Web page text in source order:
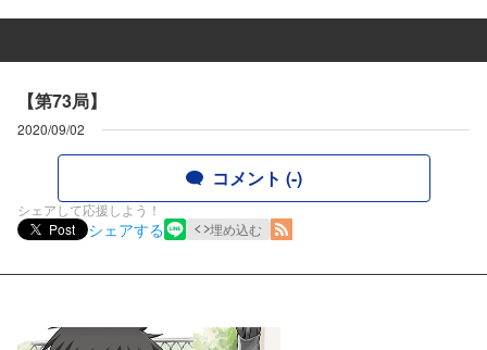
【第73局】
2020/09/02
コメント (-)
シェアして応援しよう！
Post
シェアする 埋め込む